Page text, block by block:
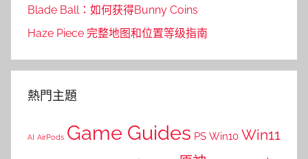
Blade Ball：如何获得Bunny Coins
Haze Piece 完整地图和位置等级指南
熱門主題
AI AirPods Game Guides PS Win10 Win11